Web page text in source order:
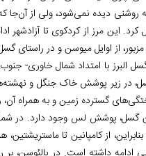
روشنی دیده نمی‌شود، ولی از آن‌جا
این مرز از کردکوی تا
البرز با امتداد شمال خاوری-
زیر پوشش خاک جنگل و